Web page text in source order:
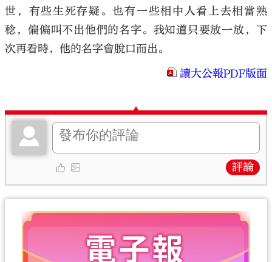
世，有些生死存疑。也有一些相中人看上去相當熟
稔，偏偏叫不出他們的名字。我知道只要放一放，下
次再看時，他的名字會脫口而出。
讀大公報PDF版面
評論